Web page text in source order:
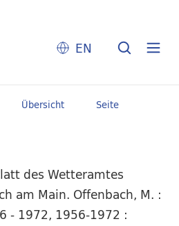
EN
Übersicht Seite
des Wetteramtes
am Main. Offenbach, M. :
- 1972, 1956-1972 :